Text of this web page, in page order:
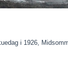
i 1926,